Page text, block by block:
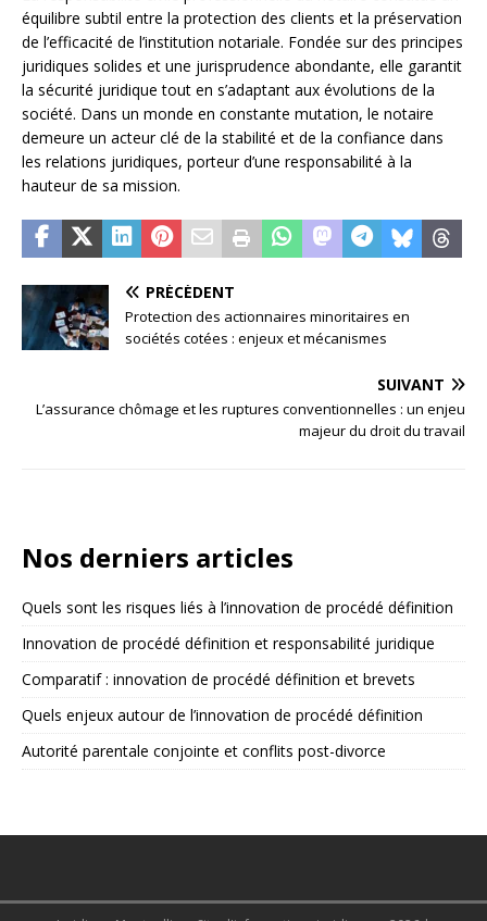
équilibre subtil entre la protection des clients et la préservation
de l’efficacité de l’institution notariale. Fondée sur des principes
juridiques solides et une jurisprudence abondante, elle garantit
la sécurité juridique tout en s’adaptant aux évolutions de la
société. Dans un monde en constante mutation, le notaire
demeure un acteur clé de la stabilité et de la confiance dans
les relations juridiques, porteur d’une responsabilité à la
hauteur de sa mission.
PRÉCÉDENT
Protection des actionnaires minoritaires en
sociétés cotées : enjeux et mécanismes
SUIVANT
L’assurance chômage et les ruptures conventionnelles : un enjeu
majeur du droit du travail
Nos derniers articles
Quels sont les risques liés à l’innovation de procédé définition
Innovation de procédé définition et responsabilité juridique
Comparatif : innovation de procédé définition et brevets
Quels enjeux autour de l’innovation de procédé définition
Autorité parentale conjointe et conflits post-divorce